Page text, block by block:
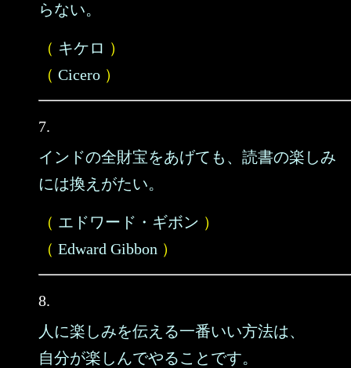
らない。
（ キケロ ）
（ Cicero ）
7.
インドの全財宝をあげても、読書の楽しみ
には換えがたい。
（ エドワード・ギボン ）
（ Edward Gibbon ）
8.
人に楽しみを伝える一番いい方法は、
自分が楽しんでやることです。